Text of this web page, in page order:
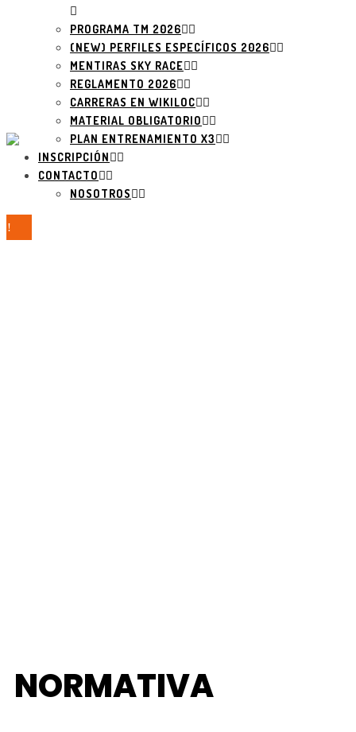
PROGRAMA TM 2026
(NEW) PERFILES ESPECÍFICOS 2026
MENTIRAS SKY RACE
REGLAMENTO 2026
CARRERAS EN WIKILOC
MATERIAL OBLIGATORIO
PLAN ENTRENAMIENTO X3
INSCRIPCIÓN
CONTACTO
NOSOTROS
CIRCUITO BRINK
NORMATIVA